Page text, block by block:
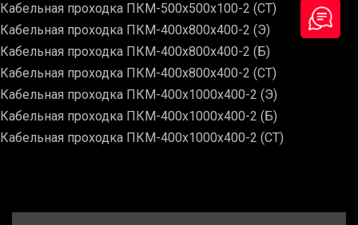
Кабельная проходка ПКМ-500х500х100-2 (СТ)
Кабельная проходка ПКМ-400х800х400-2 (Э)
Кабельная проходка ПКМ-400х800х400-2 (Б)
Кабельная проходка ПКМ-400х800х400-2 (СТ)
Кабельная проходка ПКМ-400х1000х400-2 (Э)
Кабельная проходка ПКМ-400х1000х400-2 (Б)
Кабельная проходка ПКМ-400х1000х400-2 (СТ)